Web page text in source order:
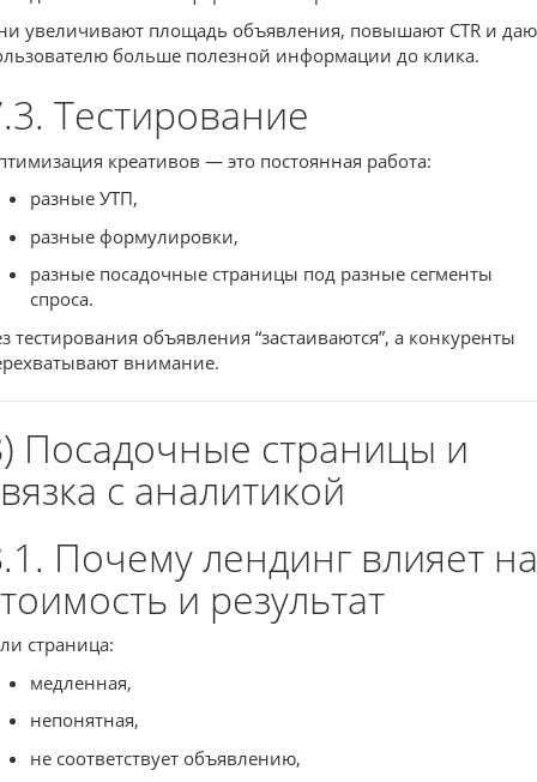
увеличивают площадь объявления, повышают CTR и
больше полезной информации до клика.
Тестирование
креативов — это постоянная работа:
разные УТП,
разные формулировки,
разные посадочные страницы под разные сегменты
спроса.
тестирования объявления “застаиваются”, а конкуренты
внимание.
Посадочные страницы и
с аналитикой
Почему лендинг влияет на
и результат
страница:
медленная,
непонятная,
не соответствует объявлению,